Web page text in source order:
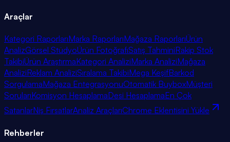
Araçlar
Kategori RaporlarıMarka RaporlarıMağaza RaporlarıÜrün
AnalizGörsel StüdyoÜrün FotoğrafıSatış TahminiRakip Stok
TakibiÜrün AraştırmaKategori AnaliziMarka AnaliziMağaza
AnaliziReklam AnaliziSıralama TakibiMega KeşifBarkod
SorgulamaMağaza EntegrasyonuOtomatik BuyboxMüşteri
SorularıKomisyon HesaplamaDesi HesaplamaEn Çok
SatanlarNiş FırsatlarAnaliz AraçlarıChrome Eklentisini Yükle
Rehberler